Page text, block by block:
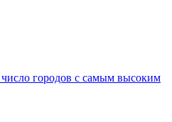
городов с самым высоким